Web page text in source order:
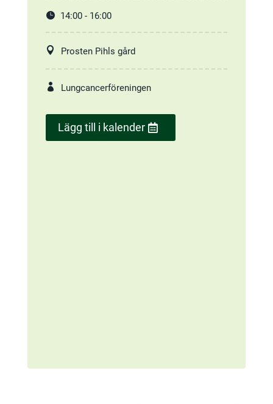
14:00 - 16:00
Prosten Pihls gård
Lungcancerföreningen
Lägg till i kalender